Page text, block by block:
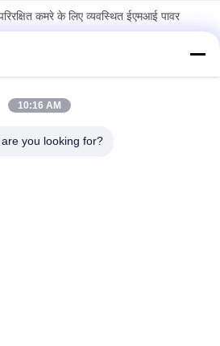
कमरे के लिए व्यवस्थित ईएमआई पावर
एसी एमी पावर लाइन फिल्टर डिजाइन
रूम ईएमसी एनेकोइक चैंबर
लाइन फिल्टर समाधान विद्युत शोर शमन
10:16 AM
you looking for?